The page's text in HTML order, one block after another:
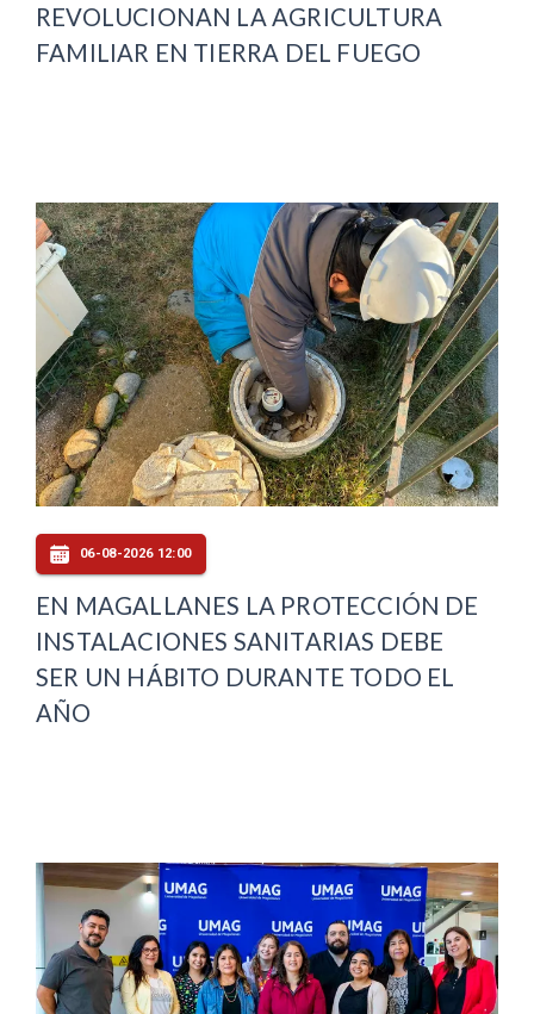
REVOLUCIONAN LA AGRICULTURA
FAMILIAR EN TIERRA DEL FUEGO
06-08-2026 12:00
EN MAGALLANES LA PROTECCIÓN DE
INSTALACIONES SANITARIAS DEBE
SER UN HÁBITO DURANTE TODO EL
AÑO